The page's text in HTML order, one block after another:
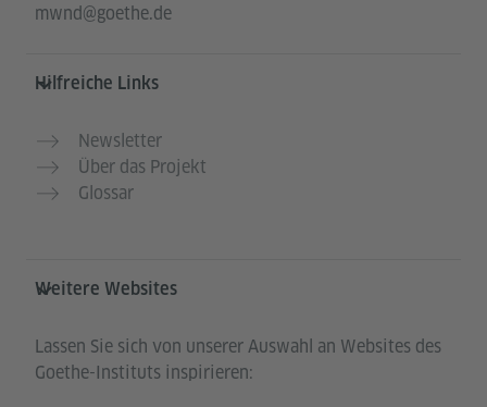
mwnd@goethe.de
Hilfreiche Links
Newsletter
Über das Projekt
Glossar
Weitere Websites
Lassen Sie sich von unserer Auswahl an Websites des
Goethe-Instituts inspirieren: